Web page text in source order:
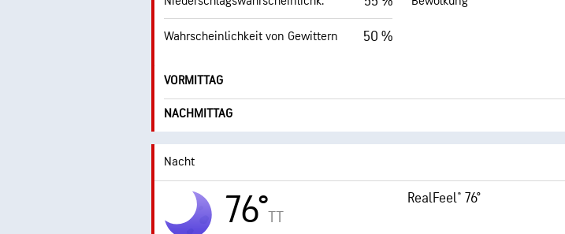
Wahrscheinlichkeit von Gewittern 50 %
VORMITTAG
NACHMITTAG
Nacht
76°TT
RealFeel® 76°